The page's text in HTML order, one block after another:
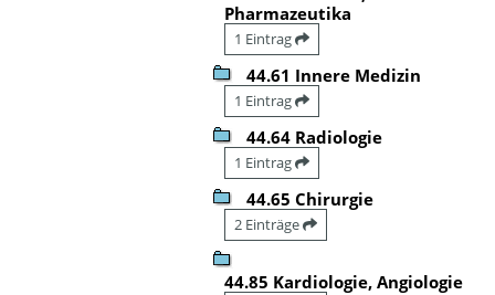
Pharmazeutika
1 Eintrag
44.61 Innere Medizin
1 Eintrag
44.64 Radiologie
1 Eintrag
44.65 Chirurgie
2 Einträge
44.85 Kardiologie, Angiologie